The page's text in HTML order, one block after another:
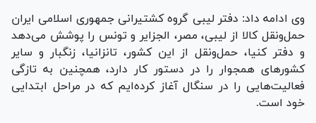
وی ادامه داد: دفتر لیبی گروه کشتیرانی جمهوری اسلامی ایران
حمل‌و‌نقل کالا از لیبی، مصر، الجزایر و تونس را پوشش می‌دهد
و دفتر کنیا، حمل‌و‌نقل از این کشور، تانزانیا، زنگبار و سایر
کشور‌های همجوار را در دستور کار دارد، همچنین به تازگی
فعالیت‌هایی را در سنگال آغاز کرده‌ایم که در مراحل ابتدایی
خود است.